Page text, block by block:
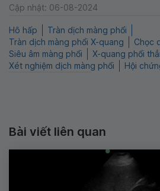
Cập nhật: 06-08-2024
Hô hấp
Tràn dịch màng phổi
Tràn dịch màng phổi X-quang
Chọc
Siêu âm màng phổi
X-quang phổi
Xét nghiệm dịch màng phổi
Hội
Bài viết liên quan